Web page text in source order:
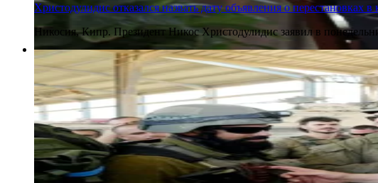
3 августа 2026
Христодулидис отказался назвать дату объявления о перестановках в
Никосия, Кипр. Президент Никос Христодулидис заявил в